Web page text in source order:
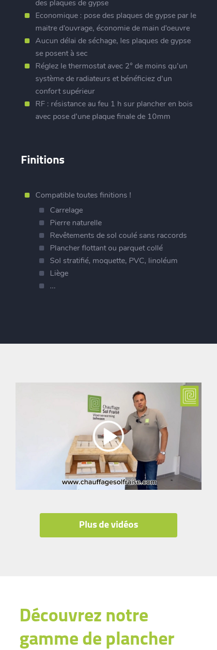
des plaques de gypse
Economique : pose des plaques de gypse par le
maitre d’ouvrage, économie de main d’oeuvre
Aucun délai de séchage, les plaques de gypse
se posent à sec
Réglez le thermostat avec 2° de moins qu’un
système de radiateurs et bénéficiez d’un
confort supérieur
RF : résistance au feu 1 h sur plancher en bois
avec pose d’une plaque finale de 10mm
Finitions
Compatible toutes finitions !
Carrelage
Pierre naturelle
Revêtements de sol coulé sans raccords
Plancher flottant ou parquet collé
Sol stratifié, moquette, PVC, linoléum
Liège
...
Plus de vidéos
Découvrez notre
gamme de plancher